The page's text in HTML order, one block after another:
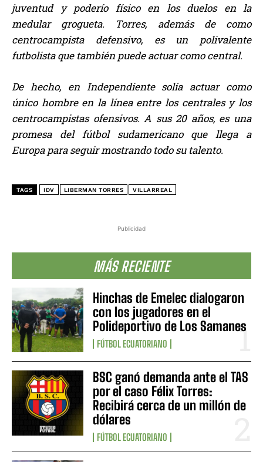
Publicidad
MÁS RECIENTE
Hinchas de Emelec dialogaron
con los jugadores en el
Polideportivo de Los Samanes
FÚTBOL ECUATORIANO
BSC ganó demanda ante el TAS
por el caso Félix Torres:
Recibirá cerca de un millón de
dólares
FÚTBOL ECUATORIANO
juventud y poderío físico en los duelos en la
medular grogueta. Torres, además de como
centrocampista defensivo, es un polivalente
futbolista que también puede actuar como central.
De hecho, en Independiente solía actuar como
único hombre en la línea entre los centrales y los
centrocampistas ofensivos. A sus 20 años, es una
promesa del fútbol sudamericano que llega a
Europa para seguir mostrando todo su talento.
TAGS IDV LIBERMAN TORRES VILLARREAL